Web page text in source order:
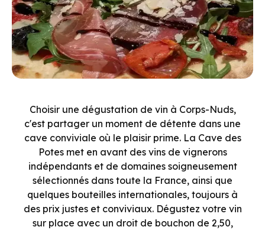
Choisir une dégustation de vin à Corps-Nuds,
c'est partager un moment de détente dans une
cave conviviale où le plaisir prime. La Cave des
Potes met en avant des vins de vignerons
indépendants et de domaines soigneusement
sélectionnés dans toute la France, ainsi que
quelques bouteilles internationales, toujours à
des prix justes et conviviaux. Dégustez votre vin
sur place avec un droit de bouchon de 2,50,